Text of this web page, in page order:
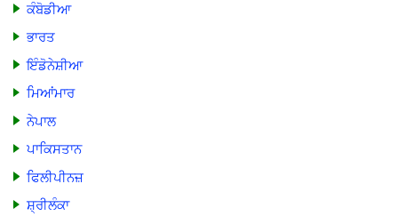
ਕੰਬੋਡੀਆ
ਭਾਰਤ
ਇੰਡੋਨੇਸ਼ੀਆ
ਮਿਆਂਮਾਰ
ਨੇਪਾਲ
ਪਾਕਿਸਤਾਨ
ਫਿਲੀਪੀਨਜ਼
ਸ਼੍ਰੀਲੰਕਾ